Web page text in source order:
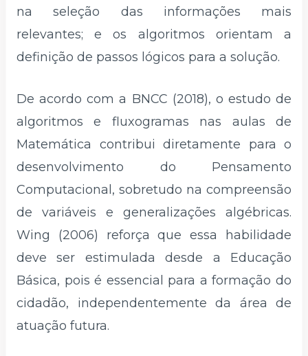
na seleção das informações mais
relevantes; e os algoritmos orientam a
definição de passos lógicos para a solução.
De acordo com a BNCC (2018), o estudo de
algoritmos e fluxogramas nas aulas de
Matemática contribui diretamente para o
desenvolvimento do Pensamento
Computacional, sobretudo na compreensão
de variáveis e generalizações algébricas.
Wing (2006) reforça que essa habilidade
deve ser estimulada desde a Educação
Básica, pois é essencial para a formação do
cidadão, independentemente da área de
atuação futura.